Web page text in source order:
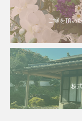
ご縁を頂い
株